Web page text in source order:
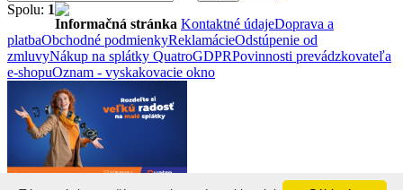
Spolu: 1
Informačná stránka Kontaktné údajeDoprava a
platbaObchodné podmienkyReklamácieOdstúpenie od
zmluvyNákup na splátky QuatroGDPRPovinnosti prevádzkovateľa
e-shopuOznam - vyskakovacie okno